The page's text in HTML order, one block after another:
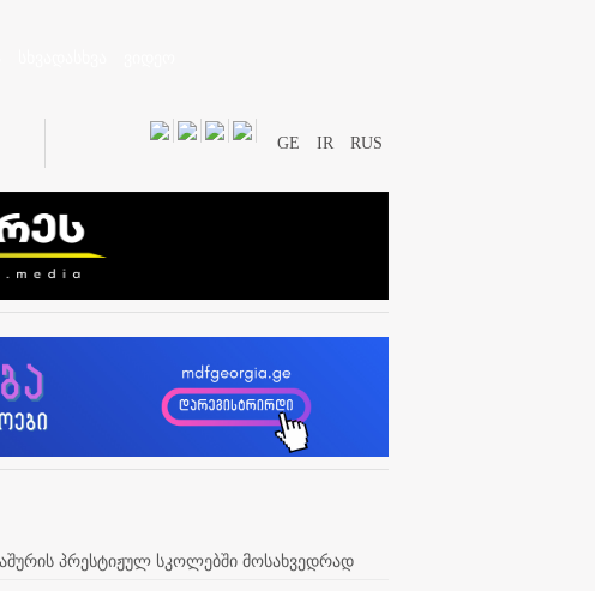
GE IR RUS
პრესტიჟულ სკოლებში მოსახვედრად